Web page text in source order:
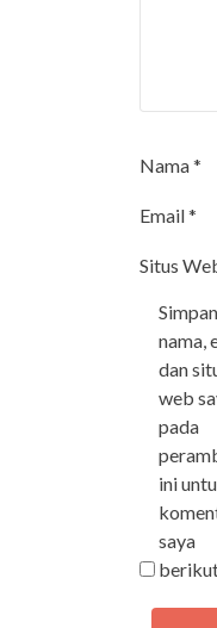
Nama*
Email*
Situs
Simpan
nama,
dan
web
pada
ini
saya